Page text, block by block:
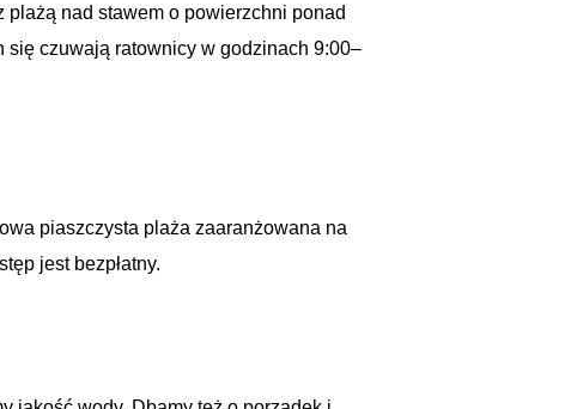
nad stawem o powierzchni ponad
czuwają ratownicy w godzinach 9:00–
piaszczysta plaża zaaranżowana na
jest bezpłatny.